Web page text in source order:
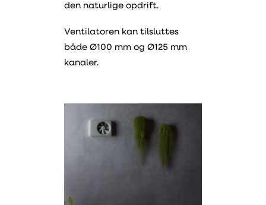
den naturlige opdrift.
Ventilatoren kan tilsluttes
både Ø100 mm og Ø125 mm
kanaler.